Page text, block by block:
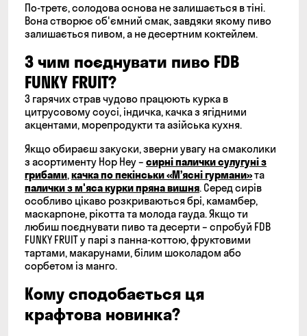
По-третє, солодова основа не залишається в тіні.
Вона створює об'ємний смак, завдяки якому пиво
залишається пивом, а не десертним коктейлем.
З чим поєднувати пиво FDB
FUNKY FRUIT?
З гарячих страв чудово працюють курка в
цитрусовому соусі, індичка, качка з ягідними
акцентами, морепродукти та азійська кухня.
Якщо обираєш закуски, зверни увагу на смаколики
з асортименту Hop Hey – сирні палички сулугуні з
грибами,качка по пекінськи «Мʼясні гурмани»та
палички з м'яса курки пряна вишня. Серед сирів
особливо цікаво розкриваються брі, камамбер,
маскарпоне, рікотта та молода гауда. Якщо ти
любиш поєднувати пиво та десерти – спробуй FDB
FUNKY FRUIT у парі з панна-коттою, фруктовими
тартами, макарунами, білим шоколадом або
сорбетом із манго.
Кому сподобається ця
крафтова новинка?